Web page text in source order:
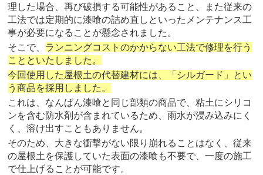
理した場合、再び破損する可能性があること、また従来の
工法では定期的に漆喰の詰め直しといったメンテナンス工
事が必要になることが懸念されました。
そこで、 ランニングコストのかからない工法で修理を行う
ことといたしました。
今回使用した屋根土の代替建材には、「シルガード」とい
う商品を採用しました。
これは、なんばん漆喰と同じ部類の商品で、粘土にシリコ
ンを含む防水剤が含まれているため、雨水が浸み込みにく
く、溶け出すこともありません。
そのため、大きな衝撃がない限り崩れることはなく、従来
の屋根土を保護していた表面の漆喰も不要で、一度の施工
で仕上げることが可能です。